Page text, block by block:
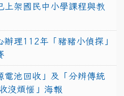
上架國民中小學課程與教
理112年「豬豬小偵探」
電池回收」及「分辨傳統
沒煩惱」海報